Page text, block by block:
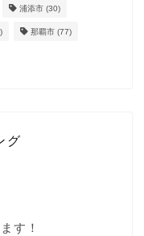
浦添市 (30)
那覇市 (77)
グ
す！